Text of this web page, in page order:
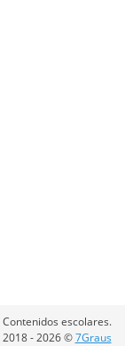
Contenidos escolares.
2018 - 2026 ©7Graus